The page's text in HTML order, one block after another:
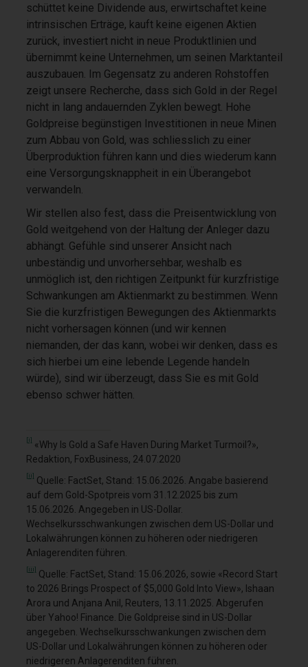
schüttet keine Dividende aus, erwirtschaftet keine
intrinsischen Erträge, kauft keine eigenen Aktien
zurück, investiert nicht in neue Produktlinien und
übernimmt keine Unternehmen, um seinen Marktanteil
auszubauen. Im Gegensatz zu anderen Rohstoffen
zeigt unsere Recherche, dass sich Gold in der Regel
nicht in lang andauernden Zyklen bewegt. Hohe
Goldpreise begünstigen Investitionen in neue Minen
zum Abbau von Gold, was schliesslich zu einer
Überproduktion führen kann und dies wiederum kann
eine Versorgungsknappheit in ein Überangebot
verwandeln.
Wir stellen also fest, dass die Preisentwicklung von
Gold weitgehend von der Haltung der Anleger dazu
abhängt. Gefühle sind unserer Ansicht nach
unbeständig und unvorhersehbar, weshalb es
unmöglich ist, den richtigen Zeitpunkt für kurzfristige
Schwankungen am Aktienmarkt zu bestimmen. Wenn
Sie die kurzfristigen Bewegungen des Aktienmarkts
nicht vorhersagen können (und wir kennen
niemanden, der das kann, wobei wir denken, dass es
sich hierbei um eine lebende Legende handeln
würde), sind wir überzeugt, dass Sie es mit Gold
ebenso schwer hätten.
[i]«Why Is Gold a Safe Haven During Market Turmoil?»,
Redaktion, FoxBusiness, 24.07.2020
[ii]Quelle: FactSet, Stand: 15.06.2026. Angabe basierend
auf dem Gold-Spotpreis vom 31.12.2025 bis zum
15.06.2026. Angegeben in US-Dollar.
Wechselkursschwankungen zwischen dem US-Dollar und
Lokalwährungen können zu höheren oder niedrigeren
Anlagerenditen führen.
[iii]Quelle: FactSet, Stand: 15.06.2026, sowie «Record Start
to 2026 Brings Prospect of $5,000 Gold Into View», Ishaan
Arora und Anjana Anil, Reuters, 13.11.2025. Abgerufen
über Yahoo! Finance. Die Goldpreise sind in US-Dollar
angegeben. Wechselkursschwankungen zwischen dem
US-Dollar und Lokalwährungen können zu höheren oder
niedrigeren Anlagerenditen führen.